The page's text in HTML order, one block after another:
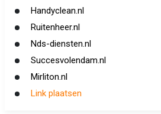
Handyclean.nl
Ruitenheer.nl
Nds-diensten.nl
Succesvolendam.nl
Mirliton.nl
Link plaatsen